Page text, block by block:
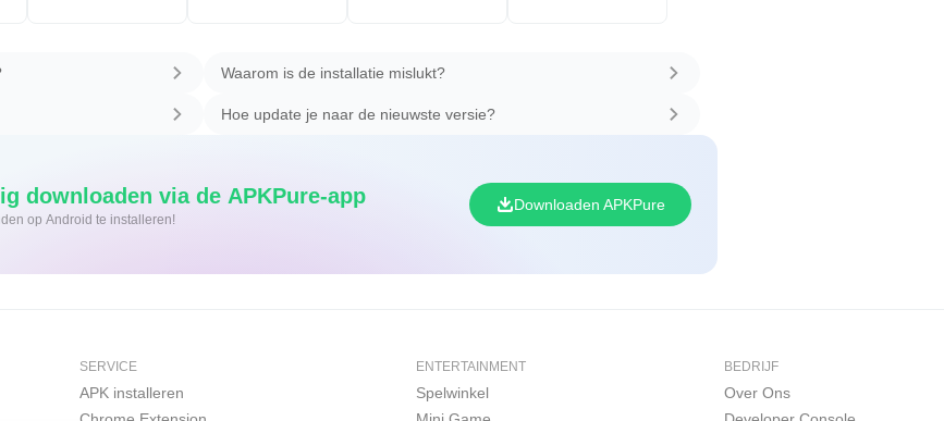
Waarom is de installatie mislukt?
Hoe update je naar de nieuwste versie?
en veilig downloaden via de APKPure-app
Eén klik om XAPK/APK-bestanden op Android te installeren!
Downloaden APKPure
SERVICE
APK installeren
ENTERTAINMENT
Spelwinkel
BEDRIJF
Over Ons